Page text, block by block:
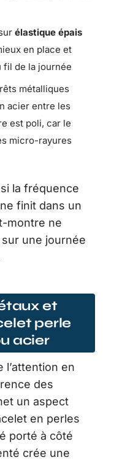
élastique épais
en place et
fil de la journée
métalliques
acier entre les
est poli, car le
micro-rayures
la fréquence
finit dans un
montre ne
une journée
et
perle
acier
l’attention en
des
un aspect
en perles
porté à côté
crée une